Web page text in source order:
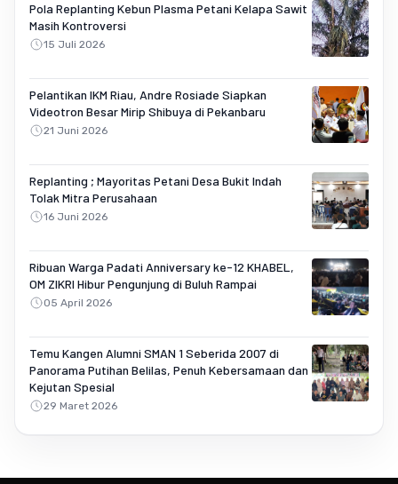
Pola Replanting Kebun Plasma Petani Kelapa Sawit
Masih Kontroversi
15 Juli 2026
Pelantikan IKM Riau, Andre Rosiade Siapkan
Videotron Besar Mirip Shibuya di Pekanbaru
21 Juni 2026
Replanting ; Mayoritas Petani Desa Bukit Indah
Tolak Mitra Perusahaan
16 Juni 2026
Ribuan Warga Padati Anniversary ke-12 KHABEL,
OM ZIKRI Hibur Pengunjung di Buluh Rampai
05 April 2026
Temu Kangen Alumni SMAN 1 Seberida 2007 di
Panorama Putihan Belilas, Penuh Kebersamaan dan
Kejutan Spesial
29 Maret 2026